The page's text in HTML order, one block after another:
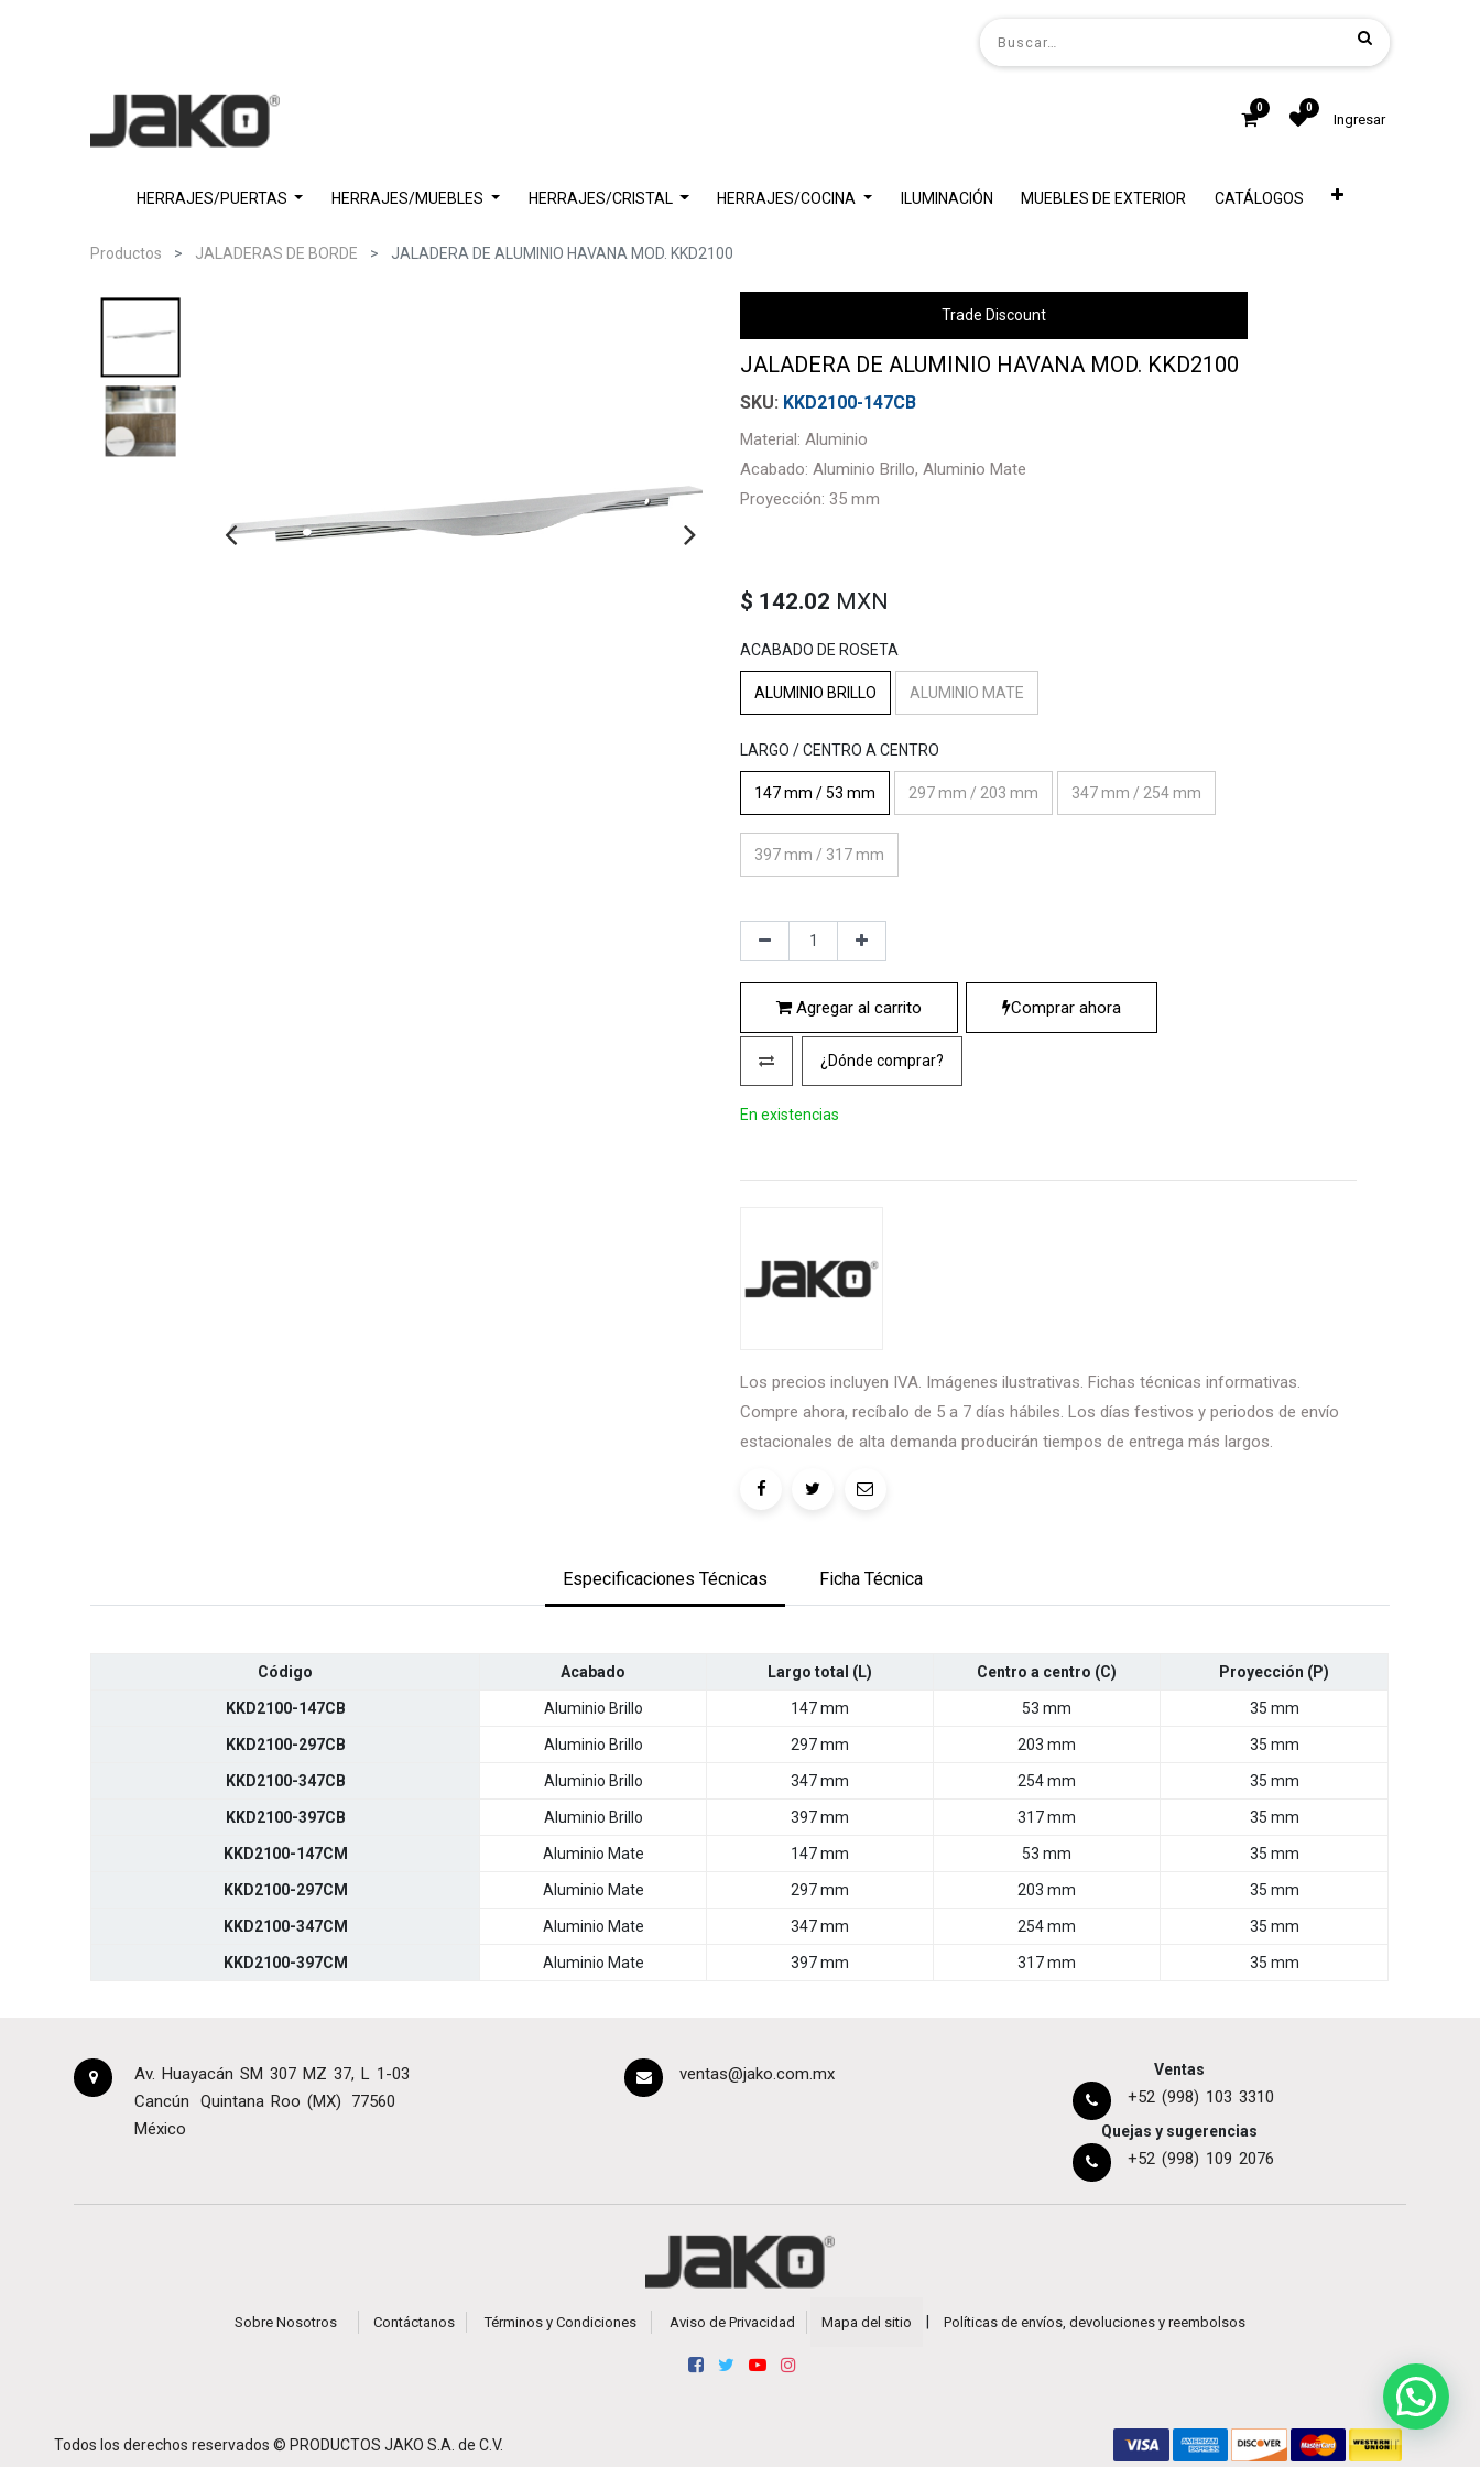
0 0
Ingresar
HERRAJES/PUERTAS HERRAJES/MUEBLES HERRAJES/CRISTAL HERRAJES/COCINA ILUMINACIÓN MUEBLES DE EXTERIOR CATÁLOGOS
Productos JALADERAS DE BORDE JALADERA DE ALUMINIO HAVANA MOD. KKD2100
Trade Discount
JALADERA DE ALUMINIO HAVANA MOD. KKD2100
KKD2100-147CB
Material: Aluminio
Acabado: Aluminio Brillo, Aluminio Mate
Proyección: 35 mm
$ 142.02 MXN
ACABADO DE ROSETA
ALUMINIO BRILLO ALUMINIO MATE
LARGO / CENTRO A CENTRO
147 mm / 53 mm 297 mm / 203 mm 347 mm / 254 mm
397 mm / 317 mm
Agregar al carrito Comprar ahora
¿Dónde comprar?
En existencias
Los precios incluyen IVA. Imágenes ilustrativas. Fichas técnicas informativas.
Compre ahora, recíbalo de 5 a 7 días hábiles. Los días festivos y periodos de envío
estacionales de alta demanda producirán tiempos de entrega más largos.
Especificaciones Técnicas Ficha Técnica
Código Acabado Largo total (L) Centro a centro (C) Proyección (P)
KKD2100-147CB Aluminio Brillo 147 mm 53 mm 35 mm
KKD2100-297CB Aluminio Brillo 297 mm 203 mm 35 mm
KKD2100-347CB Aluminio Brillo 347 mm 254 mm 35 mm
KKD2100-397CB Aluminio Brillo 397 mm 317 mm 35 mm
KKD2100-147CM Aluminio Mate 147 mm 53 mm 35 mm
KKD2100-297CM Aluminio Mate 297 mm 203 mm 35 mm
KKD2100-347CM Aluminio Mate 347 mm 254 mm 35 mm
KKD2100-397CM Aluminio Mate 397 mm 317 mm 35 mm
Av. Huayacán SM 307 MZ 37, L 1-03
Cancún
Quintana Roo (MX)
77560
México
ventas@jako.com.mx Ventas
+52 (998) 103 3310
Quejas y sugerencias
+52 (998) 109 2076
Sobre Nosotros Contáctanos Términos y Condiciones Aviso de Privacidad Mapa del sitio Políticas de envíos, devoluciones y reembolsos
Todos los derechos reservados © PRODUCTOS JAKO S.A. de C.V.